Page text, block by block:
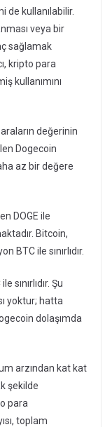
de kullanılabilir.
veya bir
sağlamak
kripto para
kullanımını
değerinin
Dogecoin
az bir değere
DOGE ile
Bitcoin,
BTC ile sınırlıdır.
sınırlıdır. Şu
yoktur; hatta
dolaşımda
arzından kat kat
şekilde
para
toplam